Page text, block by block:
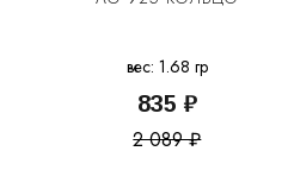
вес: 1.68 гр
835 ₽
2 089 ₽